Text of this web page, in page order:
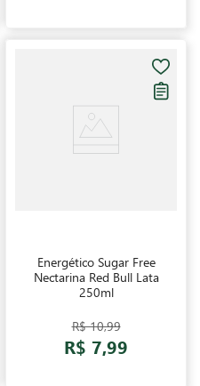
Energético Sugar Free
Nectarina Red Bull Lata
250ml
R$ 10,99
R$ 7,99